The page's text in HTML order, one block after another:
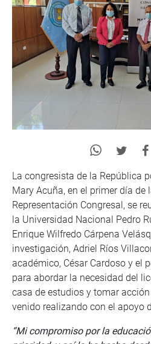
La congresista de la República
Mary Acuña, en el primer día de
Representación Congresal, se
la Universidad Nacional Pedro
Enrique Wilfredo Cárpena
investigación, Adriel Ríos
académico, César Cardoso y el
para abordar la necesidad del
casa de estudios y tomar
venido realizando con el apoyo
“Mi compromiso por la